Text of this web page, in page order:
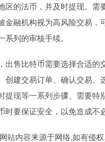
区的法币，并及时提现。需
金融机构视为高风险交易，
系列的审核手续。
出售比特币需要选择合适的
创建交易订单、确认交易、
提现等一系列步骤。需要特
时要保证安全，以免造成不
站内容来源于网络,如有侵